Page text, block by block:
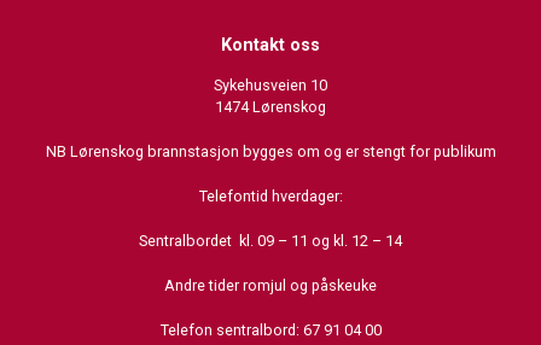
Kontakt oss
Sykehusveien 10
1474 Lørenskog
NB Lørenskog brannstasjon bygges om og er stengt for publikum
Telefontid hverdager:
Sentralbordet kl. 09 – 11 og kl. 12 – 14
Andre tider romjul og påskeuke
Telefon sentralbord: 67 91 04 00